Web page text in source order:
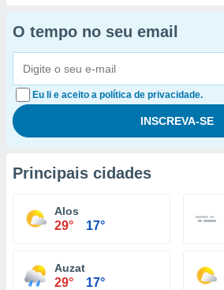
O tempo no seu email
Eu li e aceito a política de privacidade.
Principais cidades
Alos
29° 17°
Auzat
29° 17°